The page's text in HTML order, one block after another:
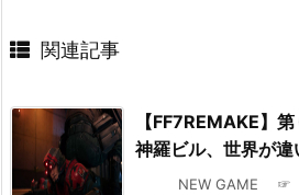
関連記事
【FF7REMAKE】
神羅ビル、世界が
NEW GAME